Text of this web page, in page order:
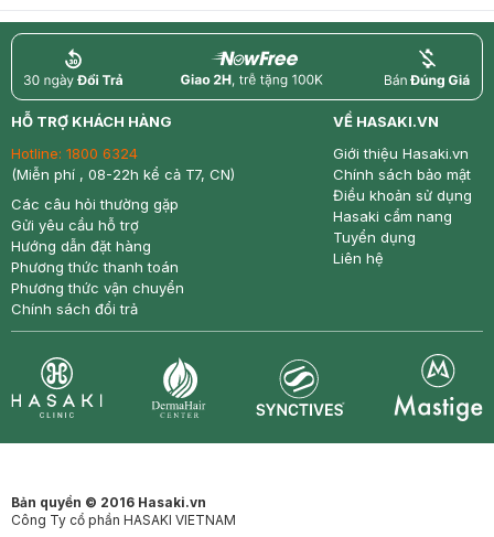
return nowfree price
HỖ TRỢ KHÁCH HÀNG
Hotline: 1800 6324
(Miễn phí , 08-22h kể cả T7, CN)
Các câu hỏi thường gặp
Gửi yêu cầu hỗ trợ
Hướng dẫn đặt hàng
Phương thức thanh toán
Phương thức vận chuyển
Chính sách đổi trả
VỀ HASAKI.VN
Giới thiệu Hasaki.vn
Chính sách bảo mật
Điều khoản sử dụng
Hasaki cẩm nang
Tuyển dụng
Liên hệ
Bản quyền © 2016 Hasaki.vn
Công Ty cổ phần HASAKI VIETNAM